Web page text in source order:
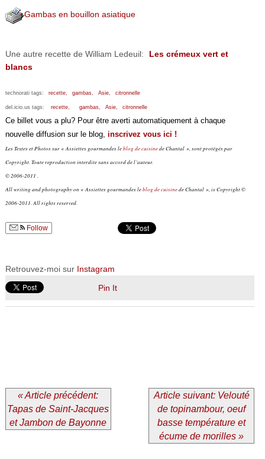
Gambas en bouillon asiatique
Une autre recette de William Ledeuil:
Les crémeux vert et
blancs
technorati tags: recette, gambas, Asie, citronnelle
del.icio.us tags: recette, gambas, Asie, citronnelle
Ce billet vous a plu? Pour être averti automatiquement à chaque
nouvelle diffusion sur le blog, inscrivez vous ici !
Les Textes et Photos sur « Assiettes gourmandes leblog de cuisinede Chantal », sont protégés par
Copyright. Toute reproduction interdite sans accord de l’auteur.
© 2006-2011 .
All writing and photography on « Assiettes gourmandes leblog de cuisinede Chantal », is Copyright ©
2006-2011. All rights reserved.
Follow
Retrouvez-moi sur Instagram
Pin It
« Article précédent:
Tapas de Saint-Jacques
et Jambon de Bayonne
Article suivant: Velouté
de topinambour, oeuf
basse température et
écume de morilles »